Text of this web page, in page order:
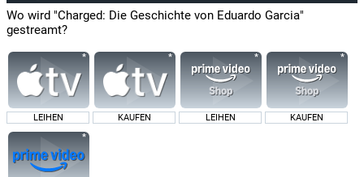
Wo wird "Charged: Die Geschichte von Eduardo Garcia"
gestreamt?
LEIHEN KAUFEN LEIHEN KAUFEN